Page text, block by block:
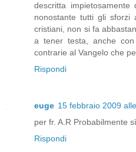
descritta
nonostante tutti gli sforzi
cristiani, non si fa
a tener testa, anche
contrarie al Vangelo che
Rispondi
euge 15 febbraio 2009
per fr. A.R Probabilmente sì.
Rispondi